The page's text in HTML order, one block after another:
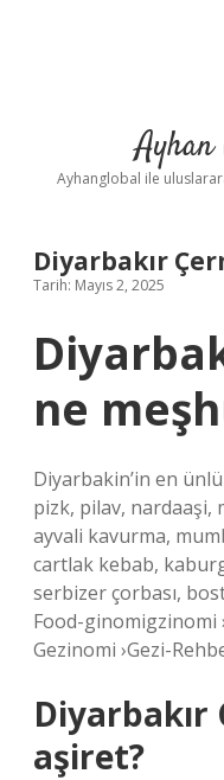
Ayhanglobal ile
Diyarbakır
Tarih: Mayıs 2, 2025
ne
Diyarbakin’in en
pizk, pilav, nardaaşi,
ayvali kavurma,
cartlak kebab,
serbizer çorbası,
Food-ginomigzinomi
Gezinomi ›Gezi-
Diyarbakır
aşiret?